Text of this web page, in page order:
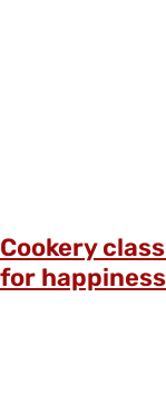
Cookery
for happiness